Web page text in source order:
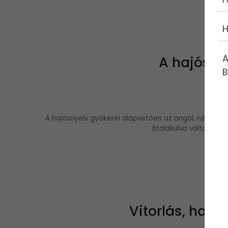
A
A hajósnyelv gyökerei alapvetően az angol, német
átalakulva váltak a
Vitorlás, hajós